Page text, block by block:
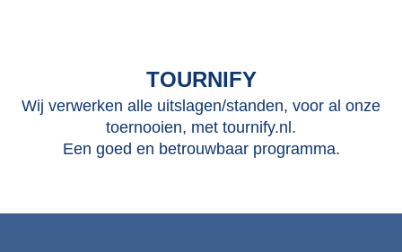
TOURNIFY
Wij verwerken alle uitslagen/standen, voor al onze
toernooien, met tournify.nl.
Een goed en betrouwbaar programma.